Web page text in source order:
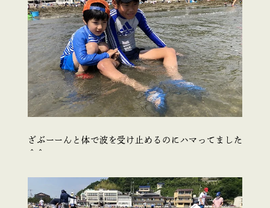
ざぶーーんと体で波を受け止めるのにハマってました